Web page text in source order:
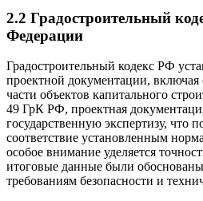
2.2 Градостроительный
Федерации
Градостроительный кодекс РФ
проектной документации, включая
части объектов капитального
49 ГрК РФ, проектная
государственную экспертизу, что
соответствие установленным
особое внимание уделяется
итоговые данные были обоснованы
требованиям безопасности и